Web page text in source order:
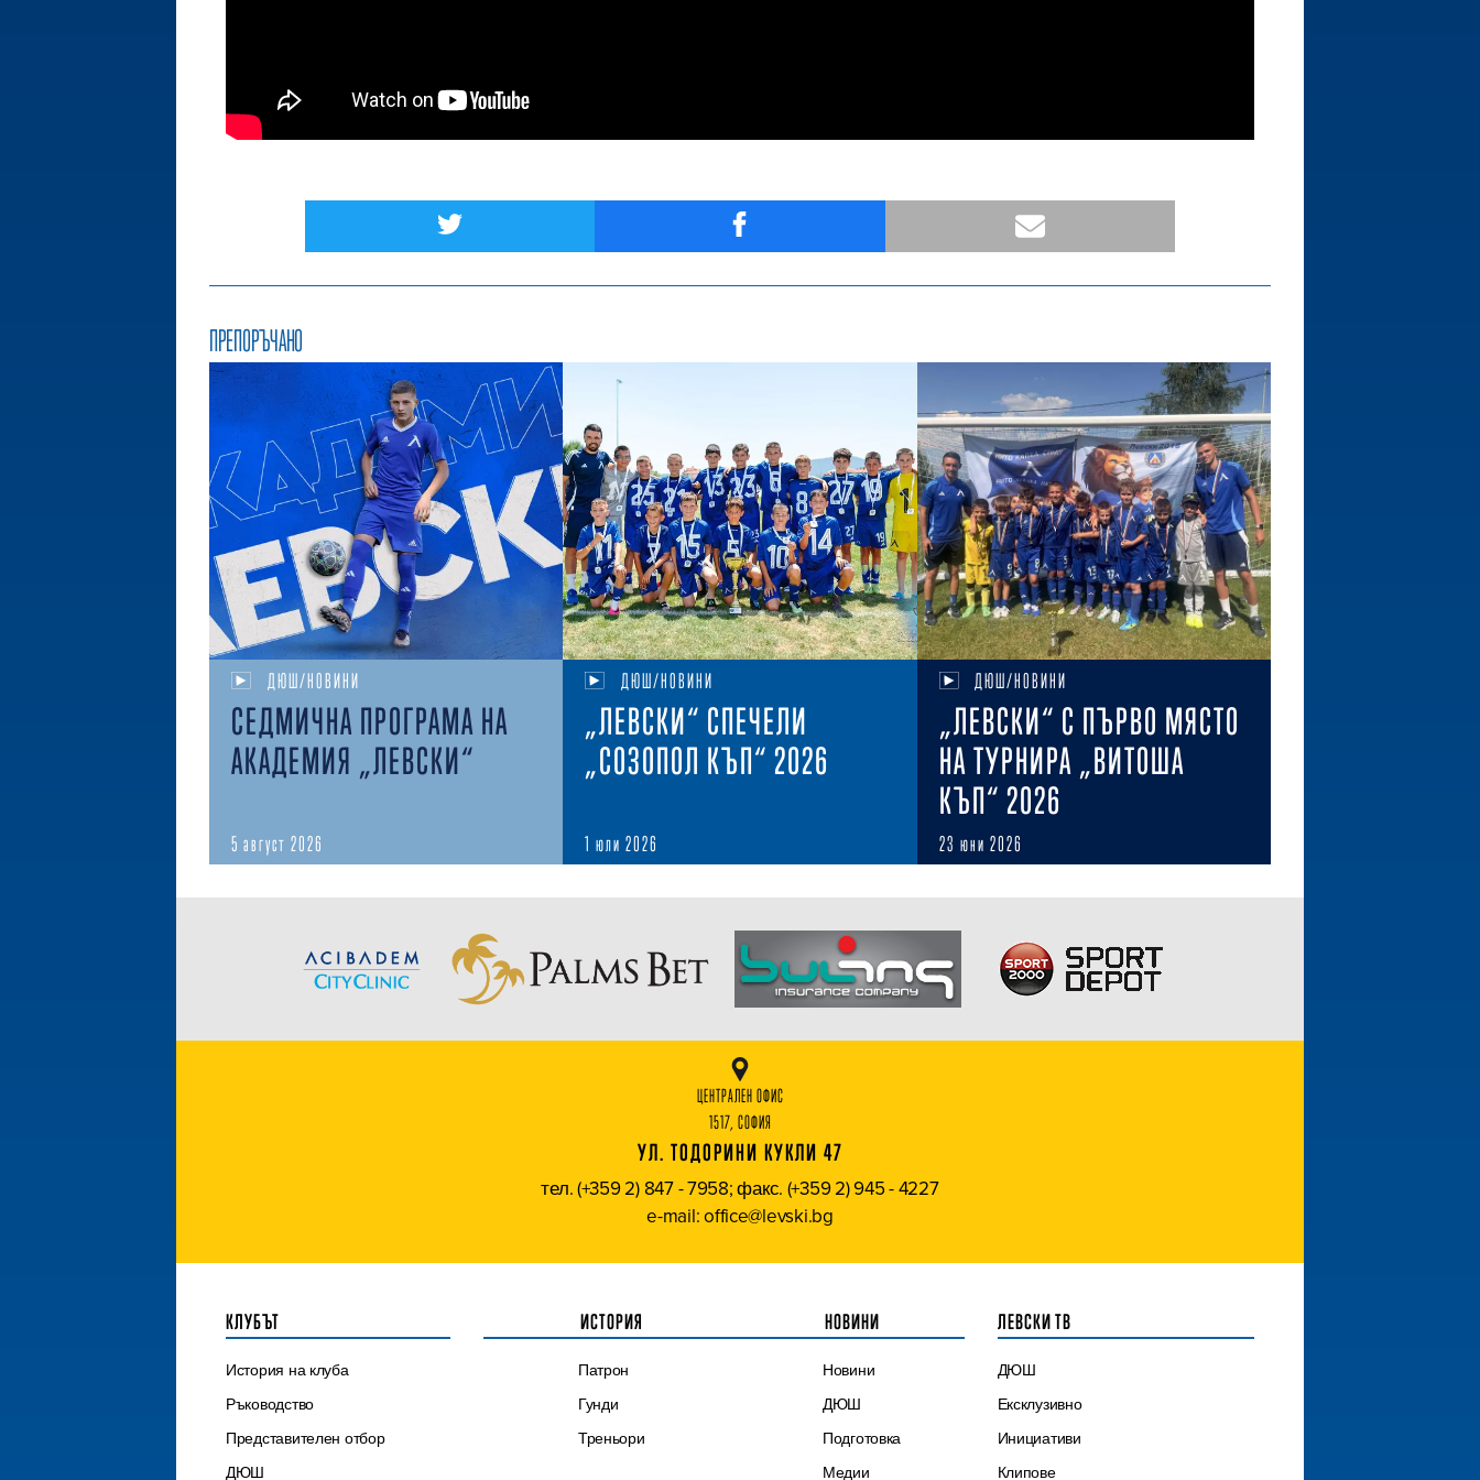
ПРЕПОРЪЧАНО
ДЮШ/НОВИНИ
СЕДМИЧНА ПРОГРАМА НА
АКАДЕМИЯ „ЛЕВСКИ“
5 август 2026
ДЮШ/НОВИНИ
„ЛЕВСКИ“ СПЕЧЕЛИ
„СОЗОПОЛ КЪП“ 2026
1 юли 2026
ДЮШ/НОВИНИ
„ЛЕВСКИ“ С ПЪРВО МЯСТО
НА ТУРНИРА „ВИТОША
КЪП“ 2026
23 юни 2026
ЦЕНТРАЛЕН ОФИС
1517, СОФИЯ
УЛ. ТОДОРИНИ КУКЛИ 47
тел. (+359 2) 847 - 7958; факс. (+359 2) 945 - 4227
e-mail: office@levski.bg
КЛУБЪТ
История на клуба
Ръководство
Представителен отбор
ДЮШ
ИСТОРИЯ
Патрон
Гунди
Треньори
НОВИНИ
Новини
ДЮШ
Подготовка
Медии
ЛЕВСКИ ТВ
ДЮШ
Ексклузивно
Инициативи
Клипове